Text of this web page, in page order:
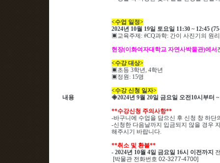
내용
<수업 일정>
2024년 10월 19일 토요일 11:30 ~ 12:45 (75
▣ 교육주제 : #CQ과학: 간이 사진기의 원리
현장(이화여자대학교 자연사박물관)에서
<수강 대상>
▣ 초등 3학년, 4학년
▣ 정원 : 15명
<수강 신청 일자>
◈2024년 9월 20일 금요일 오전10시부터
**수강신청 주의사항**
-바구니에 수업을 담으신 후 신청 창 하단
-신청한 다음날까지 입금되지 않을 경우
해주시기 바랍니다.
**취소 및 환불**
- 2024년 10월 4일 금요일 16시 이전까지
[박물관 전화번호 02-3277-4700]